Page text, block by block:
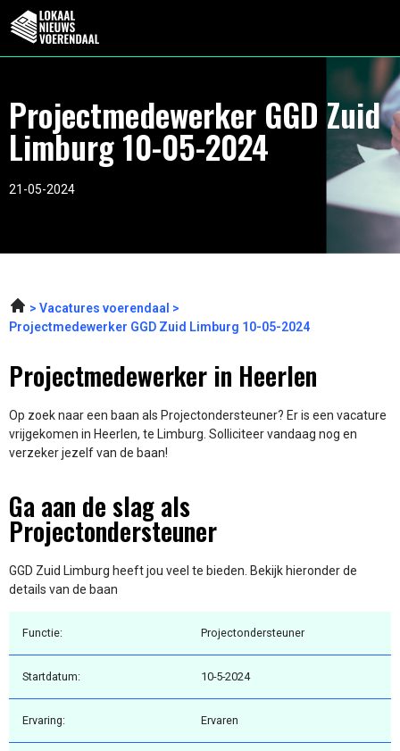
Projectmedewerker GGD Zuid
Limburg 10-05-2024
21-05-2024
Vacatures voerendaal
Projectmedewerker GGD Zuid Limburg 10-05-2024
Projectmedewerker in Heerlen
Op zoek naar een baan als Projectondersteuner? Er is een vacature
vrijgekomen in Heerlen, te Limburg. Solliciteer vandaag nog en
verzeker jezelf van de baan!
Ga aan de slag als
Projectondersteuner
GGD Zuid Limburg heeft jou veel te bieden. Bekijk hieronder de
details van de baan
Functie: Projectondersteuner
Startdatum: 10-5-2024
Ervaring: Ervaren